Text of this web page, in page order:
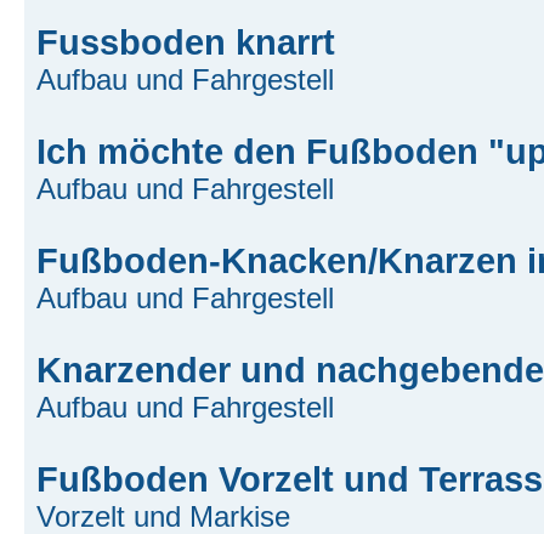
Fussboden knarrt
Aufbau und Fahrgestell
Ich möchte den Fußboden
Aufbau und Fahrgestell
Fußboden-Knacken/Knarzen
Aufbau und Fahrgestell
Knarzender und
Aufbau und Fahrgestell
Fußboden Vorzelt und
Vorzelt und Markise